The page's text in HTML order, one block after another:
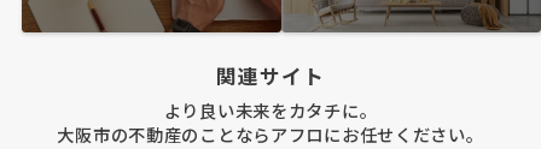
関連サイト
より良い未来をカタチに。
大阪市の不動産のことならアフロにお任せください。